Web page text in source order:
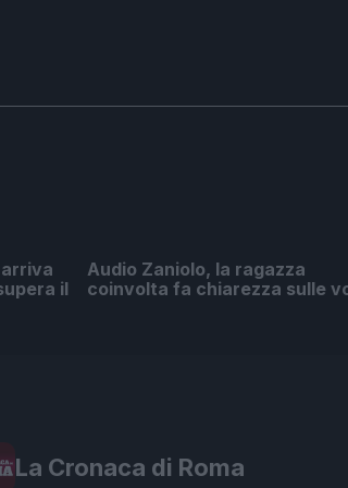
arriva
il
Audio Zaniolo, la ragazza
coinvolta fa chiarezza sulle
La Cronaca di Roma